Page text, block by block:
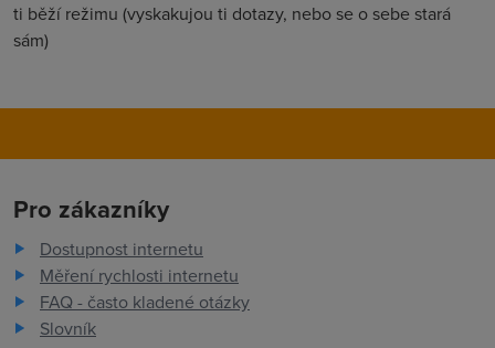
ti běží režimu (vyskakujou ti dotazy, nebo se o sebe stará
sám)
Pro zákazníky
Dostupnost internetu
Měření rychlosti internetu
FAQ - často kladené otázky
Slovník